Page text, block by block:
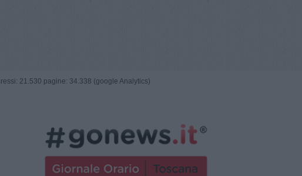
21.530 pagine: 34.338 (google Analytics)